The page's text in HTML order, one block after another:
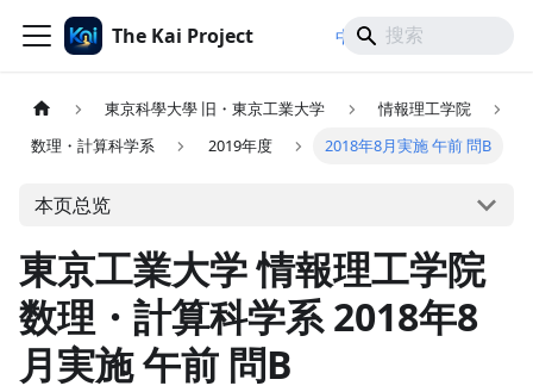
The Kai Project 中文/ 日本語
東京科學大學 旧・東京工業大学
情報理工学院
数理・計算科学系
2019年度 2018年8月実施 午前 問B
本页总览
東京工業大学 情報理工学院
数理・計算科学系 2018年8
月実施 午前 問B